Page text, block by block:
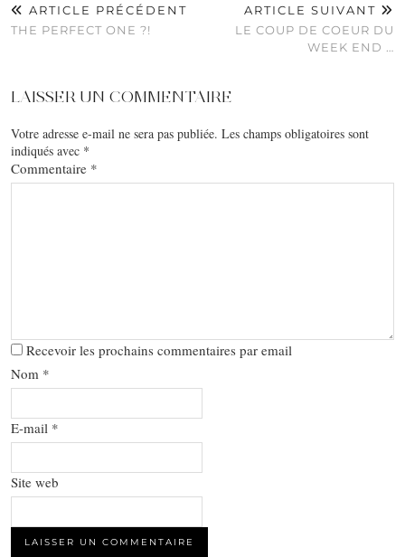
ARTICLE PRÉCÉDENT
THE PERFECT ONE ?!
ARTICLE SUIVANT
LE COUP DE COEUR DU
WEEK END …
LAISSER UN COMMENTAIRE
Votre adresse e-mail ne sera pas publiée. Les champs obligatoires sont
indiqués avec *
Commentaire *
Recevoir les prochains commentaires par email
Nom *
E-mail *
Site web